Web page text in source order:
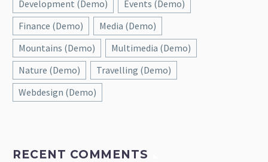
Development (Demo)
Events (Demo)
Finance (Demo)
Media (Demo)
Mountains (Demo)
Multimedia (Demo)
Nature (Demo)
Travelling (Demo)
Webdesign (Demo)
RECENT COMMENTS